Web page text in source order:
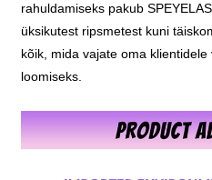
rahuldamiseks pakub
üksikutest ripsmetest kuni
kõik, mida vajate oma
loomiseks.